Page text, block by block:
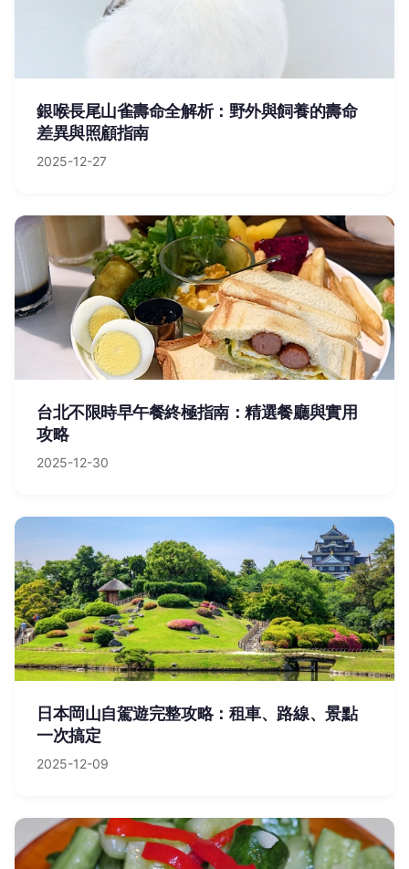
銀喉長尾山雀壽命全解析：野外與飼養的壽命
差異與照顧指南
2025-12-27
台北不限時早午餐終極指南：精選餐廳與實用
攻略
2025-12-30
日本岡山自駕遊完整攻略：租車、路線、景點
一次搞定
2025-12-09